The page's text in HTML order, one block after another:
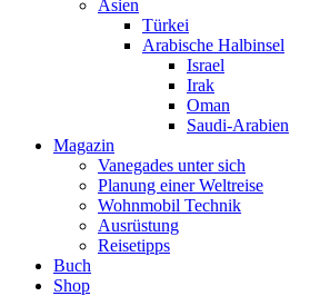
Asien
Türkei
Arabische Halbinsel
Israel
Irak
Oman
Saudi-Arabien
Magazin
Vanegades unter sich
Planung einer Weltreise
Wohnmobil Technik
Ausrüstung
Reisetipps
Buch
Shop